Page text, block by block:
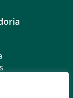
ao Cidadão